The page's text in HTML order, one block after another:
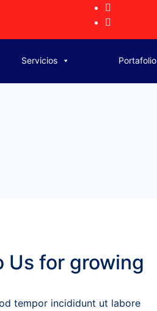
Servicios Portafolio
Us for growing
tempor incididunt ut labore